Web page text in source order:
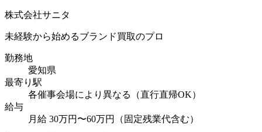
株式会社サニタ
未経験から始めるブランド買取のプロ
勤務地
愛知県
最寄り駅
各催事会場により異なる（直行直帰OK）
給与
月給 30万円〜60万円（固定残業代含む）